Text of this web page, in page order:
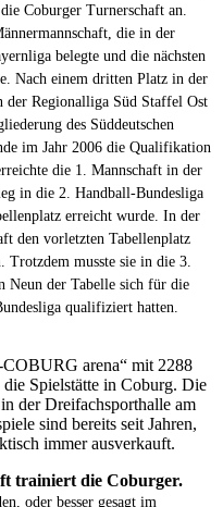
Coburger Turnerschaft an.
die in der
belegte und die nächsten
Nach einem dritten Platz in der
der Regionalliga Süd Staffel Ost
des Süddeutschen
im Jahr 2006 die Qualifikation
die 1. Mannschaft in der
in die 2. Handball-Bundesliga
erreicht wurde. In der
den vorletzten Tabellenplatz
Trotzdem musste sie in die 3.
Neun der Tabelle sich für die
qualifiziert hatten.
arena“ mit 2288
Spielstätte in Coburg. Die
der Dreifachsporthalle am
sind bereits seit Jahren,
immer ausverkauft.
trainiert die Coburger.
oder besser gesagt im